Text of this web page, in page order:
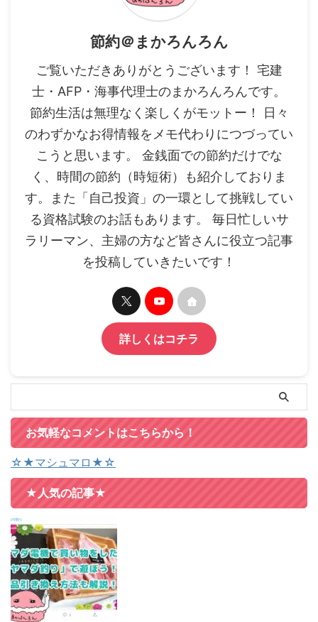
節約＠まかろんろん
ご覧いただきありがとうございます！ 宅建
士・AFP・海事代理士のまかろんろんです。
節約生活は無理なく楽しくがモットー！ 日々
のわずかなお得情報をメモ代わりにつづってい
こうと思います。 金銭面での節約だけでな
く、時間の節約（時短術）も紹介しておりま
す。また「自己投資」の一環として挑戦してい
る資格試験のお話もあります。 毎日忙しいサ
ラリーマン、主婦の方など皆さんに役立つ記事
を投稿していきたいです！
詳しくはコチラ
お気軽なコメントはこちらから！
☆★マシュマロ★☆
★人気の記事★